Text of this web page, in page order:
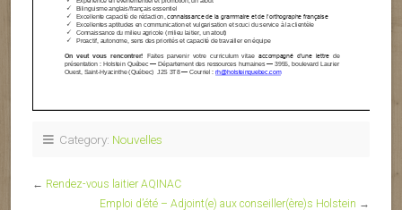
Category: Nouvelles
← Rendez-vous laitier AQINAC
Emploi d’été – Adjoint(e) aux conseiller(ère)s Holstein →